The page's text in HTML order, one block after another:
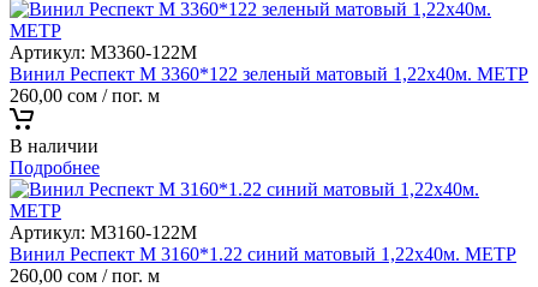
Артикул: M3360-122M
Винил Респект M 3360*122 зеленый матовый 1,22х40м. МЕТР
260,00 сом / пог. м
В наличии
Подробнее
Артикул: M3160-122M
Винил Респект M 3160*1.22 синий матовый 1,22х40м. МЕТР
260,00 сом / пог. м